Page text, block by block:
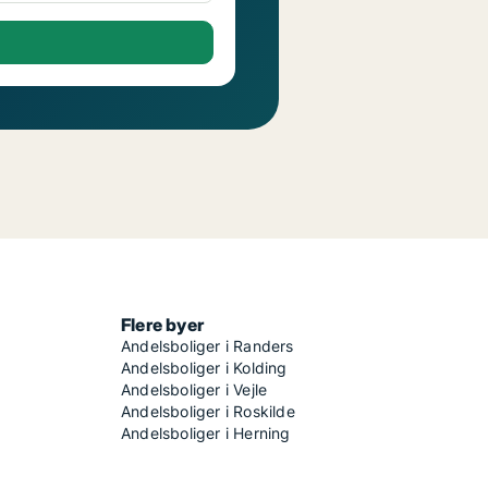
Flere byer
Andelsboliger i Randers
Andelsboliger i Kolding
Andelsboliger i Vejle
Andelsboliger i Roskilde
Andelsboliger i Herning